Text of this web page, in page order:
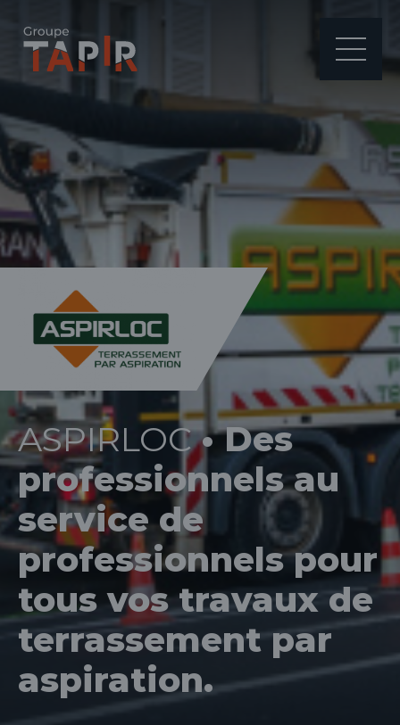
le sous-menu
ASPIRLOC• Des
professionnels au
service de
professionnels pour
tous vos travaux de
terrassement par
aspiration.